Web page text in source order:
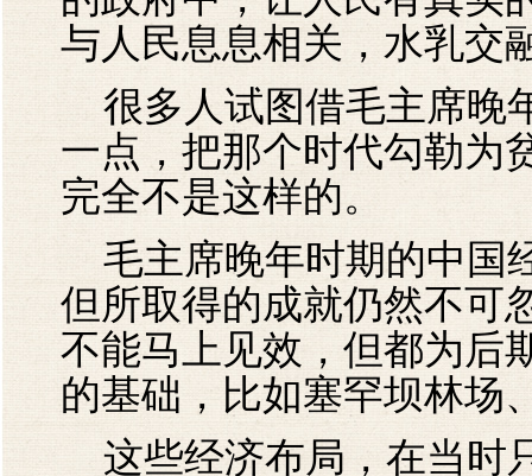
与人民息息相关，水乳交
很多人试图借毛主席晚
一点，把那个时代勾勒为
完全不是这样的。
毛主席晚年时期的中国
但所取得的成就仍然不可
不能马上见效，但都为后
的基础，比如塞罕坝林场
这些经济布局，在当时